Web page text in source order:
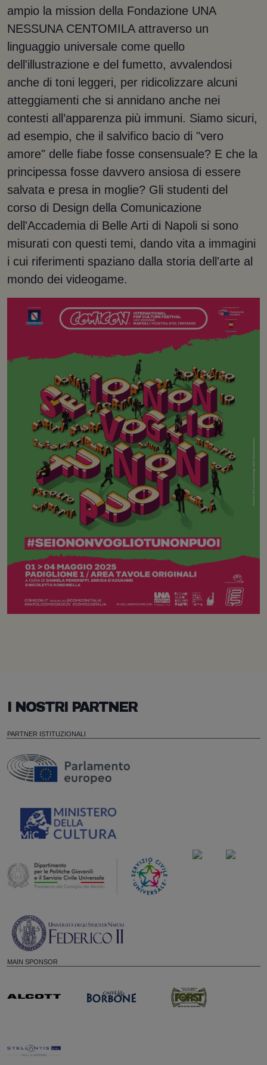
ampio la mission della Fondazione UNA
NESSUNA CENTOMILA attraverso un
linguaggio universale come quello
dell'illustrazione e del fumetto, avvalendosi
anche di toni leggeri, per ridicolizzare alcuni
atteggiamenti che si annidano anche nei
contesti all’apparenza più immuni. Siamo sicuri,
ad esempio, che il salvifico bacio di "vero
amore" delle fiabe fosse consensuale? E che la
principessa fosse davvero ansiosa di essere
salvata e presa in moglie? Gli studenti del
corso di Design della Comunicazione
dell'Accademia di Belle Arti di Napoli si sono
misurati con questi temi, dando vita a immagini
i cui riferimenti spaziano dalla storia dell'arte al
mondo dei videogame.
I NOSTRI PARTNER
PARTNER ISTITUZIONALI
MAIN SPONSOR